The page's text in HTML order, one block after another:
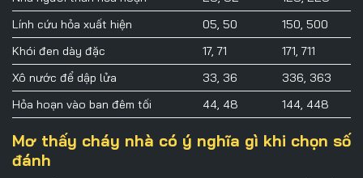
Lính cứu hỏa xuất hiện
05, 50
150, 500
Khói đen dày đặc
17, 71
171, 711
Xô nước để dập lửa
33, 36
336, 363
Hỏa hoạn vào ban đêm tối
44, 48 144, 448
Mơ thấy cháy nhà có ý nghĩa gì khi chọn số
đánh